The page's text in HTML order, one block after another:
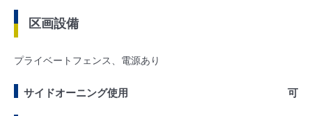
区画設備
プライベートフェンス、電源あり
サイドオーニング使用 可